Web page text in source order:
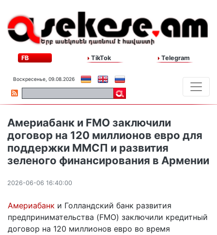
FB TikTok Telegram
Воскресенье, 09.08.2026
Америабанк и FMO заключили
договор на 120 миллионов евро для
поддержки ММСП и развития
зеленого финансирования в Армении
2026-06-06 16:40:00
Америабанк и Голландский банк развития
предпринимательства (FMO) заключили кредитный
договор на 120 миллионов евро во время